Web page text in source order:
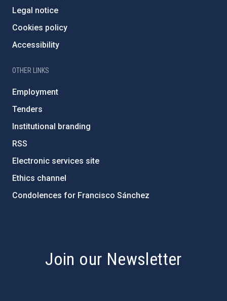
Legal notice
Cookies policy
Accessibility
OTHER LINKS
Employment
Tenders
Institutional branding
RSS
Electronic services site
Ethics channel
Condolences for Francisco Sánchez
Join our Newsletter